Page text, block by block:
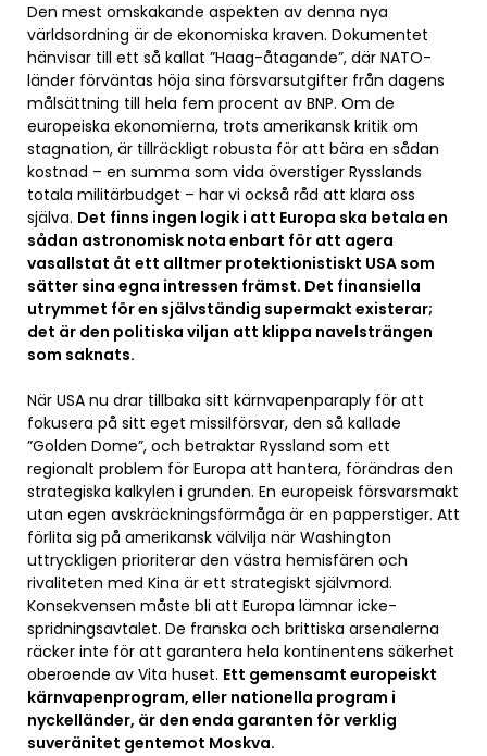
Den mest omskakande aspekten av denna nya
världsordning är de ekonomiska kraven. Dokumentet
hänvisar till ett så kallat ”Haag-åtagande”, där NATO-
länder förväntas höja sina försvarsutgifter från dagens
målsättning till hela fem procent av BNP. Om de
europeiska ekonomierna, trots amerikansk kritik om
stagnation, är tillräckligt robusta för att bära en sådan
kostnad – en summa som vida överstiger Rysslands
totala militärbudget – har vi också råd att klara oss
själva. Det finns ingen logik i att Europa ska betala en
sådan astronomisk nota enbart för att agera
vasallstat åt ett alltmer protektionistiskt USA som
sätter sina egna intressen främst. Det finansiella
utrymmet för en självständig supermakt existerar;
det är den politiska viljan att klippa navelsträngen
som saknats.
När USA nu drar tillbaka sitt kärnvapenparaply för att
fokusera på sitt eget missilförsvar, den så kallade
”Golden Dome”, och betraktar Ryssland som ett
regionalt problem för Europa att hantera, förändras den
strategiska kalkylen i grunden. En europeisk försvarsmakt
utan egen avskräckningsförmåga är en papperstiger. Att
förlita sig på amerikansk välvilja när Washington
uttryckligen prioriterar den västra hemisfären och
rivaliteten med Kina är ett strategiskt självmord.
Konsekvensen måste bli att Europa lämnar icke-
spridningsavtalet. De franska och brittiska arsenalerna
räcker inte för att garantera hela kontinentens säkerhet
oberoende av Vita huset. Ett gemensamt europeiskt
kärnvapenprogram, eller nationella program i
nyckelländer, är den enda garanten för verklig
suveränitet gentemot Moskva.